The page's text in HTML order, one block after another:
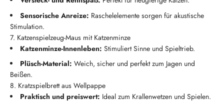
Sensorische Anreize: Raschelelemente sorgen für akustische
Stimulation.
7. Katzenspielzeug-Maus mit Katzenminze
Katzenminze-Innenleben: Stimuliert Sinne und Spieltrieb.
Plüsch-Material: Weich, sicher und perfekt zum Jagen und
Beißen.
8. Kratzspielbrett aus Wellpappe
Praktisch und preiswert: Ideal zum Krallenwetzen und Spielen.